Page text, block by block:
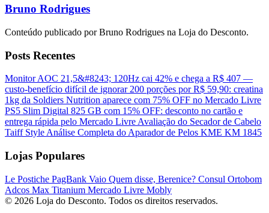
Bruno Rodrigues
Conteúdo publicado por Bruno Rodrigues na Loja do Desconto.
Posts Recentes
Monitor AOC 21,5&#8243; 120Hz cai 42% e chega a R$ 407 —
custo-benefício difícil de ignorar200 porções por R$ 59,90: creatina
1kg da Soldiers Nutrition aparece com 75% OFF no Mercado Livre
PS5 Slim Digital 825 GB com 15% OFF: desconto no cartão e
entrega rápida pelo Mercado LivreAvaliação do Secador de Cabelo
Taiff StyleAnálise Completa do Aparador de Pelos KME KM 1845
Lojas Populares
Le Postiche PagBank Vaio Quem disse, Berenice? Consul Ortobom
Adcos Max Titanium Mercado Livre Mobly
© 2026 Loja do Desconto. Todos os direitos reservados.